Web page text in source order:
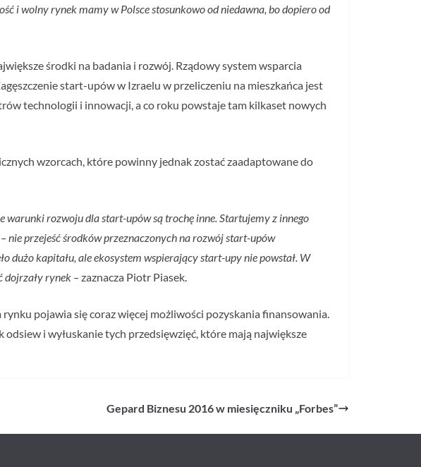
i wolny rynek mamy w Polsce stosunkowo od niedawna, bo dopiero od
środki na badania i rozwój. Rządowy system wsparcia
start-upów w Izraelu w przeliczeniu na mieszkańca jest
technologii i innowacji, a co roku powstaje tam kilkaset nowych
wzorcach, które powinny jednak zostać zaadaptowane do
warunki rozwoju dla start-upów są trochę inne. Startujemy z innego
nie przejeść środków przeznaczonych na rozwój start-upów
dużo kapitału, ale ekosystem wspierający start-upy nie powstał. W
dojrzały rynek –zaznacza Piotr Piasek.
pojawia się coraz więcej możliwości pozyskania finansowania.
i wyłuskanie tych przedsięwzięć, które mają największe
Gepard Biznesu 2016 w miesięczniku „Forbes”